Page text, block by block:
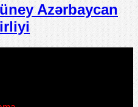
Azərbaycan